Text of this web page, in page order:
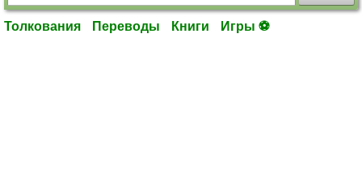
Толкования Переводы Книги Игры ⚽